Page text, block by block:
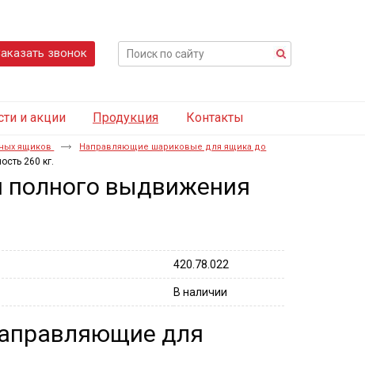
звонок
и акции Продукция Контакты
ящиков
Направляющие шариковые для ящика до
260 кг.
выдвижения
420.78.022
В наличии
для